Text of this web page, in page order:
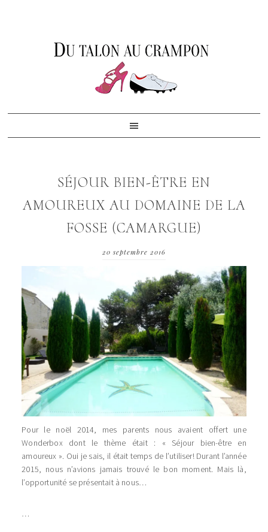
SÉJOUR BIEN-ÊTRE EN
AMOUREUX AU DOMAINE DE LA
FOSSE (CAMARGUE)
20 septembre 2016
Pour le noël 2014, mes parents nous avaient offert une
Wonderbox dont le thème était : « Séjour bien-être en
amoureux ». Oui je sais, il était temps de l’utiliser! Durant l’année
2015, nous n’avions jamais trouvé le bon moment. Mais là,
l’opportunité se présentait à nous…
…